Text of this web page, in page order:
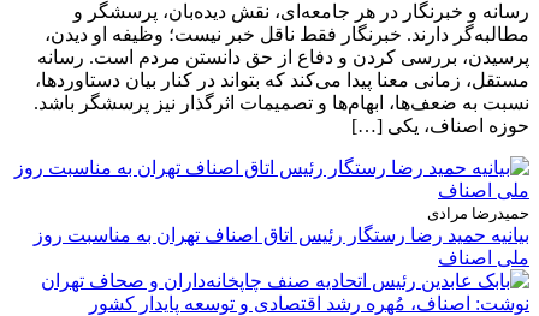
رسانه و خبرنگار در هر جامعه‌ای، نقش دیده‌بان، پرسشگر و
مطالبه‌گر دارند. خبرنگار فقط ناقل خبر نیست؛ وظیفه او دیدن،
پرسیدن، بررسی کردن و دفاع از حق دانستن مردم است. رسانه
مستقل، زمانی معنا پیدا می‌کند که بتواند در کنار بیان دستاوردها،
نسبت به ضعف‌ها، ابهام‌ها و تصمیمات اثرگذار نیز پرسشگر باشد.
حوزه اصناف، یکی […]
حمیدرضا مرادی
بیانیه حمید رضا رستگار رئیس اتاق اصناف تهران به مناسبت روز
ملی اصناف